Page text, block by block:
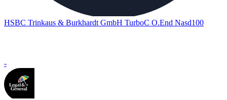
HSBC Trinkaus & Burkhardt GmbH TurboC O.End Nasd100
-